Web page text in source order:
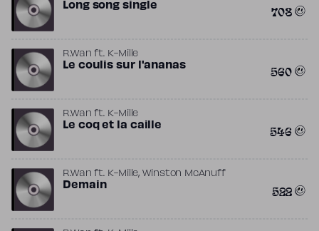
Long song single 708
R.Wan ft. K-Mille
Le coulis sur l'ananas 560
R.Wan ft. K-Mille
Le coq et la caille 546
R.Wan ft. K-Mille,Winston McAnuff
Demain 522